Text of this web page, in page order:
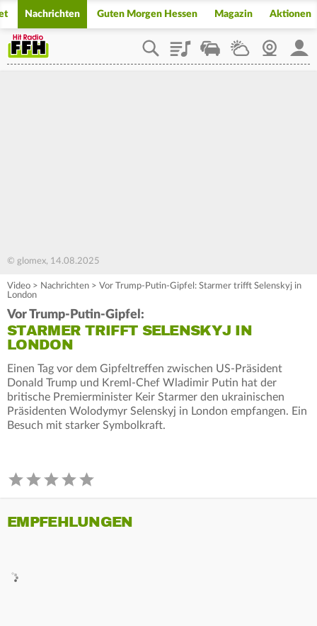
Nachrichten Guten Morgen Hessen Magazin Aktionen
PlaylistStaupilotWetterWebcam
© glomex, 14.08.2025
Video > Nachrichten > Vor Trump-Putin-Gipfel: Starmer trifft Selenskyj in
London
Vor Trump-Putin-Gipfel:
STARMER TRIFFT SELENSKYJ IN
LONDON
Einen Tag vor dem Gipfeltreffen zwischen US-Präsident
Donald Trump und Kreml-Chef Wladimir Putin hat der
britische Premierminister Keir Starmer den ukrainischen
Präsidenten Wolodymyr Selenskyj in London empfangen. Ein
Besuch mit starker Symbolkraft.
EMPFEHLUNGEN